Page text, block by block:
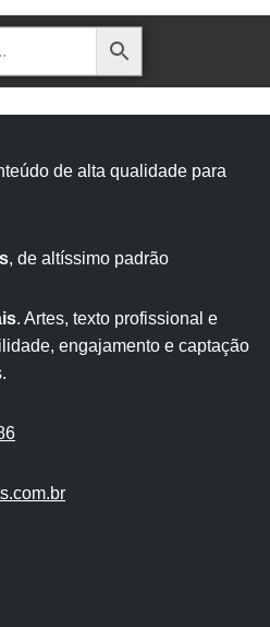
de alta qualidade para
, de altíssimo padrão
. Artes, texto profissional e
engajamento e captação